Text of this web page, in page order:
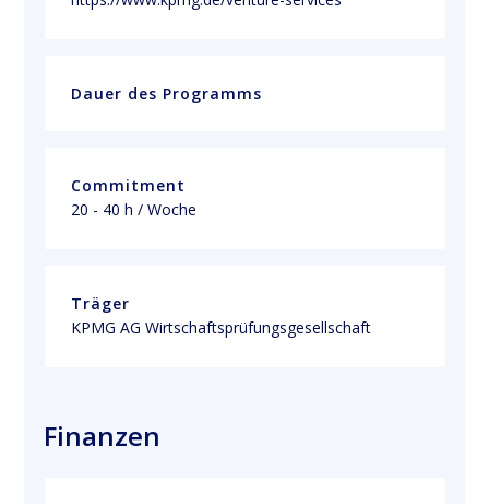
Dauer des Programms
Commitment
20 - 40 h / Woche
Träger
KPMG AG Wirtschaftsprüfungsgesellschaft
Finanzen